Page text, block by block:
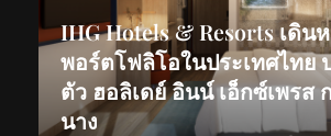
IHG Hotels & Resorts เดิน
พอร์ตโฟลิโอในประเทศไทย
ตัว ฮอลิเดย์ อินน์ เอ็กซ์เพรส
นาง